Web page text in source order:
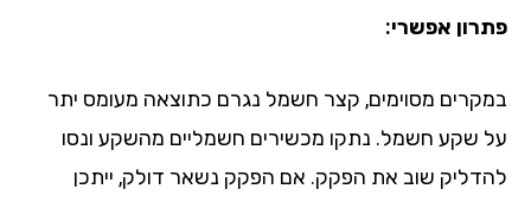
אפשרי:
מסוימים, קצר חשמל נגרם כתוצאה מעומס יתר
שקע חשמל. נתקו מכשירים חשמליים מהשקע ונסו
שוב את הפקק. אם הפקק נשאר דולק, ייתכן